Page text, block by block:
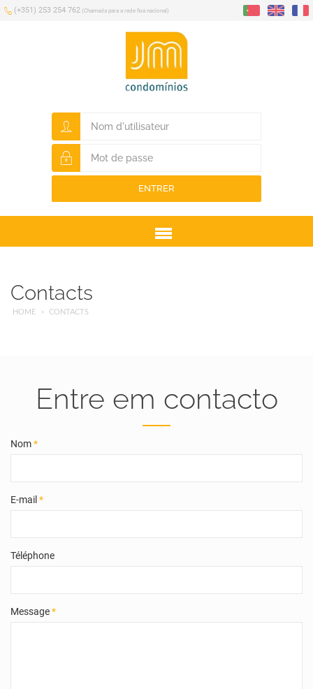
(+351) 253 254 762 (Chamada para a rede fixa nacional)
ENTRER
Menu
Contacts
HOME CONTACTS
Entre em contacto
Nom*
E-mail*
Téléphone
Message*